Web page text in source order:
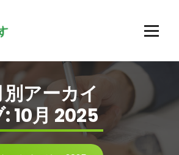
アーカイ
: 10月 2025